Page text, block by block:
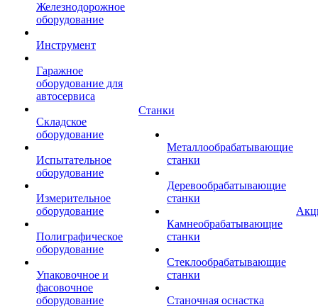
Железнодорожное
оборудование
Инструмент
Гаражное
оборудование для
автосервиса
Складское
оборудование
Испытательное
оборудование
Измерительное
оборудование
Полиграфическое
оборудование
Упаковочное и
фасовочное
оборудование
Станки
Металлообрабатывающие
станки
Деревообрабатывающие
станки
Камнеобрабатывающие
станки
Стеклообрабатывающие
станки
Станочная оснастка